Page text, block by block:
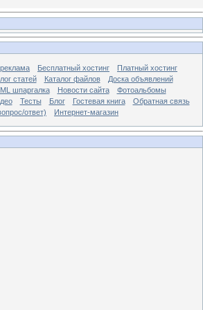
реклама Бесплатный хостинг
Платный хостинг
статей Каталог файлов
Доска объявлений
шпаргалка Новости сайта
Фотоальбомы
Тесты Блог Гостевая книга
Обратная связь
ответ)
Интернет-магазин